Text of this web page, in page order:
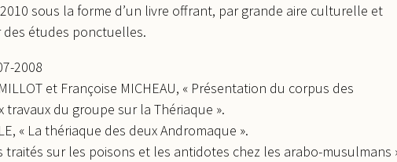
sous la forme d’un livre offrant, par grande aire culturelle et
études ponctuelles.
2008
et Françoise MICHEAU, « Présentation du corpus des
du groupe sur la Thériaque ».
« La thériaque des deux Andromaque ».
traités sur les poisons et les antidotes chez les arabo-musulmans